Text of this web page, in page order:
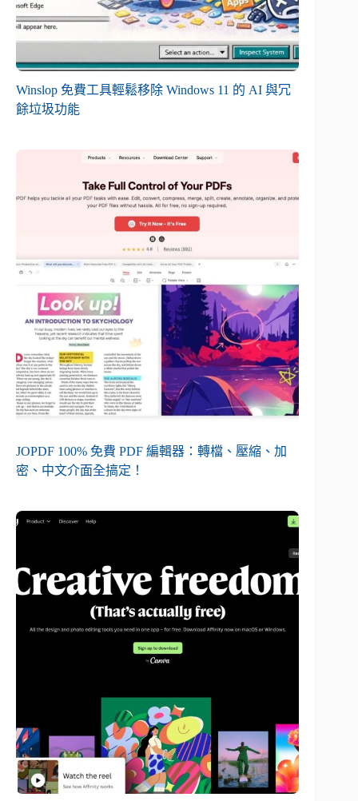
Winslop 免費工具輕鬆移除 Windows 11 的 AI 與冗
餘垃圾功能
JOPDF 100% 免費 PDF 編輯器：轉檔、壓縮、加
密、中文介面全搞定！